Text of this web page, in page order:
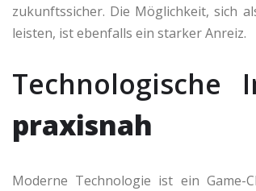
zukunftssicher. Die Möglichkeit, sich
leisten, ist ebenfalls ein starker Anreiz.
Technologische
praxisnah
Moderne Technologie ist ein Game-